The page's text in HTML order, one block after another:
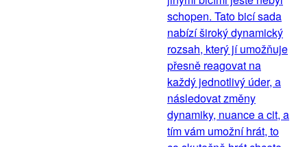
schopen. Tato bicí sada
nabízí široký dynamický
rozsah, který jí umožňuje
přesně reagovat na
každý jednotlivý úder, a
následovat změny
dynamiky, nuance a cit, a
tím vám umožní hrát, to